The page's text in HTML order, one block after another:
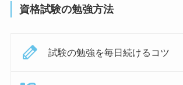
資格試験の勉強方法
試験の勉強を毎日続けるコツ